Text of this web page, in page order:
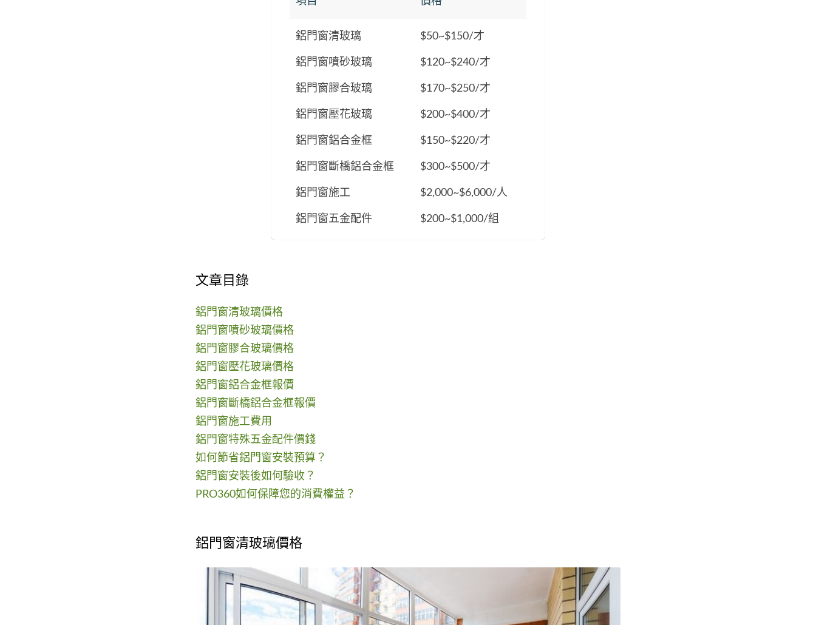
鋁門窗清玻璃 $50~$150/才
鋁門窗噴砂玻璃 $120~$240/才
鋁門窗膠合玻璃 $170~$250/才
鋁門窗壓花玻璃 $200~$400/才
鋁門窗鋁合金框 $150~$220/才
鋁門窗斷橋鋁合金框 $300~$500/才
鋁門窗施工 $2,000~$6,000/人
鋁門窗五金配件 $200~$1,000/組
文章目錄
鋁門窗清玻璃價格
鋁門窗噴砂玻璃價格
鋁門窗膠合玻璃價格
鋁門窗壓花玻璃價格
鋁門窗鋁合金框報價
鋁門窗斷橋鋁合金框報價
鋁門窗施工費用
鋁門窗特殊五金配件價錢
如何節省鋁門窗安裝預算？
鋁門窗安裝後如何驗收？
PRO360如何保障您的消費權益？
鋁門窗清玻璃價格